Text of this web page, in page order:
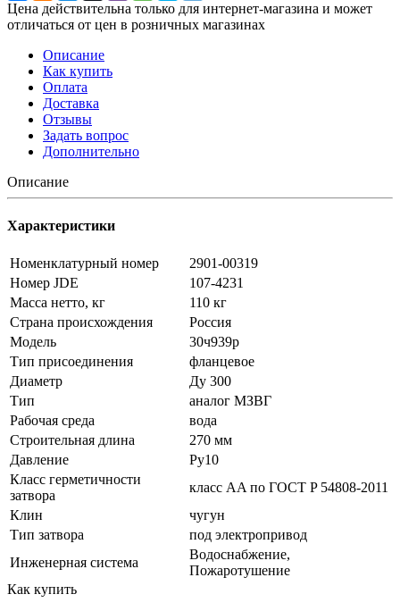
Цена действительна только для интернет-магазина и может
отличаться от цен в розничных магазинах
Описание
Как купить
Оплата
Доставка
Отзывы
Задать вопрос
Дополнительно
Описание
Характеристики
Номенклатурный номер
2901-00319
Номер JDE
107-4231
Масса нетто, кг
110 кг
Страна происхождения
Россия
Модель
30ч939р
Тип присоединения
фланцевое
Диаметр
Ду 300
Тип
аналог МЗВГ
Рабочая среда
вода
Строительная длина
270 мм
Давление
Ру10
Класс герметичности
затвора
класс АA по ГОСТ P 54808-2011
Клин
чугун
Тип затвора
под электропривод
Инженерная система
Водоснабжение,
Пожаротушение
Как купить